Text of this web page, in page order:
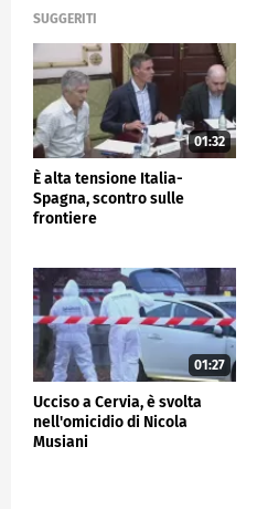
SUGGERITI
01:32
È alta tensione Italia-
Spagna, scontro sulle
frontiere
01:27
Ucciso a Cervia, è svolta
nell'omicidio di Nicola
Musiani